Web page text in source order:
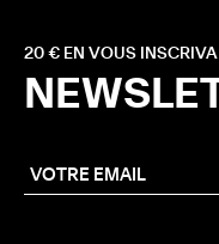
20 € EN VOUS